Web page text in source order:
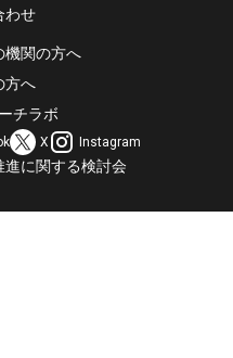
わせ
機関の方へ
方へ
チラボ
X Instagram
進に関する検討会